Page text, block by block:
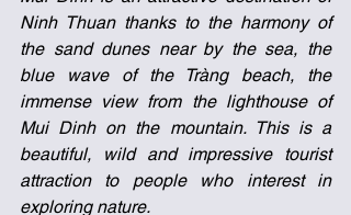
Ninh Thuan thanks to the harmony of
the sand dunes near by the sea, the
blue wave of the Tràng beach, the
immense view from the lighthouse of
Mui Dinh on the mountain. This is a
beautiful, wild and impressive tourist
attraction to people who interest in
exploring nature.